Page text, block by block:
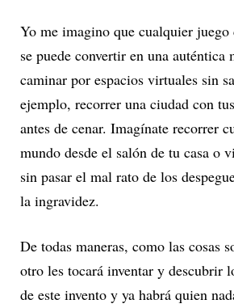
Yo me imagino que cualquier
se puede convertir en una auténtica
caminar por espacios virtuales sin
ejemplo, recorrer una ciudad con
antes de cenar. Imagínate recorrer
mundo desde el salón de tu casa o
sin pasar el mal rato de los
la ingravidez.
De todas maneras, como las cosas
otro les tocará inventar y descubrir
de este invento y ya habrá quien